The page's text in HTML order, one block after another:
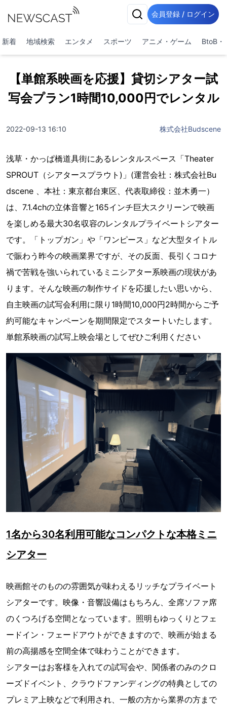
会員登録 / ログイン
新着 地域検索 エンタメ スポーツ アニメ・ゲーム BtoB・
【単館系映画を応援】貸切シアター試
写会プラン1時間10,000円でレンタル
2022-09-13 16:10 株式会社Budscene
浅草・かっぱ橋道具街にあるレンタルスペース「Theater
SPROUT（シアタースプラウト)」(運営会社：株式会社Bu
dscene 、本社：東京都台東区、代表取締役：並木勇一）
は、7.1.4chの立体音響と165インチ巨大スクリーンで映画
を楽しめる最大30名収容のレンタルプライベートシアター
です。「トップガン」や「ワンピース」など大型タイトル
で賑わう昨今の映画業界ですが、その反面、長引くコロナ
禍で苦戦を強いられているミニシアター系映画の現状があ
ります。そんな映画の制作サイドを応援したい思いから、
自主映画の試写会利用に限り1時間10,000円2時間からご予
約可能なキャンペーンを期間限定でスタートいたします。
単館系映画の試写上映会場としてぜひご利用ください
1名から30名利用可能なコンパクトな本格ミニ
シアター
映画館そのものの雰囲気が味わえるリッチなプライベート
シアターです。映像・音響設備はもちろん、全席ソファ席
のくつろげる空間となっています。照明もゆっくりとフェ
ードイン・フェードアウトができますので、映画が始まる
前の高揚感を空間全体で味わうことができます。
シアターはお客様を入れての試写会や、関係者のみのクロ
ーズドイベント、クラウドファンディングの特典としての
プレミア上映などで利用され、一般の方から業界の方まで